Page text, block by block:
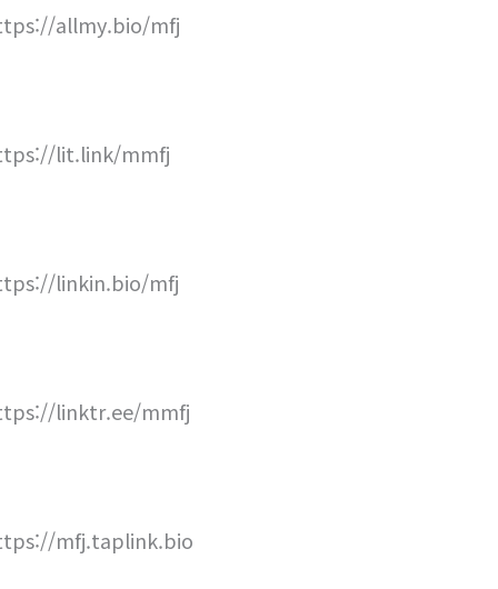
allmy.bio/mfj
lit.link/mmfj
linkin.bio/mfj
linktr.ee/mmfj
mfj.taplink.bio